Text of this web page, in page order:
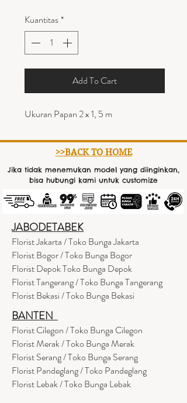
Kuantitas*
Add To Cart
Ukuran Papan 2 x 1, 5 m
>>BACK TO HOME
Jika tidak menemukan model yang diinginkan,
bisa hubungi kami untuk customize
JABODETABEK
Florist Jakarta / Toko Bunga Jakarta
Florist Bogor / Toko Bunga Bogor
Florist Depok Toko Bunga Depok
Florist Tangerang / Toko Bunga Tangerang
Florist Bekasi / Toko Bunga Bekasi
BANTEN
Florist Cilegon / Toko Bunga Cilegon
Florist Merak / Toko Bunga Merak
Florist Serang / Toko Bunga Serang
Florist Pandeglang / Toko Pandeglang
Florist Lebak / Toko Bunga Lebak